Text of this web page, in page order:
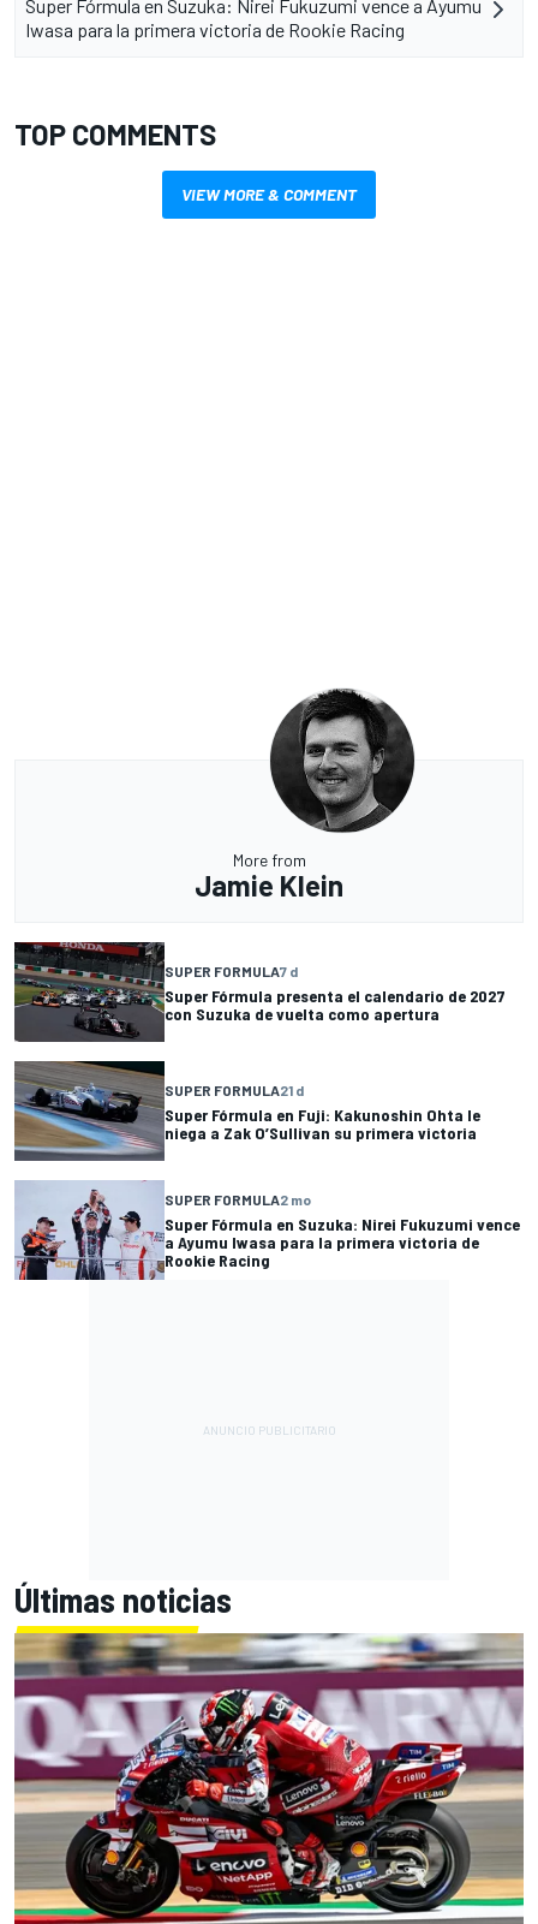
Super Fórmula en Suzuka: Nirei Fukuzumi vence a Ayumu
Iwasa para la primera victoria de Rookie Racing
TOP COMMENTS
VIEW MORE & COMMENT
More from
Jamie Klein
SUPER FORMULA7 d
Super Fórmula presenta el calendario de 2027
con Suzuka de vuelta como apertura
SUPER FORMULA21 d
Super Fórmula en Fuji: Kakunoshin Ohta le
niega a Zak O’Sullivan su primera victoria
SUPER FORMULA2 mo
Super Fórmula en Suzuka: Nirei Fukuzumi vence
a Ayumu Iwasa para la primera victoria de
Rookie Racing
Últimas noticias